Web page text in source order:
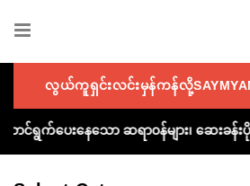
လွယ်ကူရှင်းလင်းမှန်ကန်လို့
ာင်ရွက်ပေးနေသော ဆရာ၀န်များ၊ ဆ